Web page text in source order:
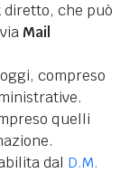
diretto, che può
Mail
compreso
quelli
dal D.M.